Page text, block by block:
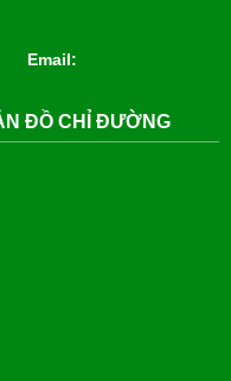
Email:
ĐỒ CHỈ ĐƯỜNG